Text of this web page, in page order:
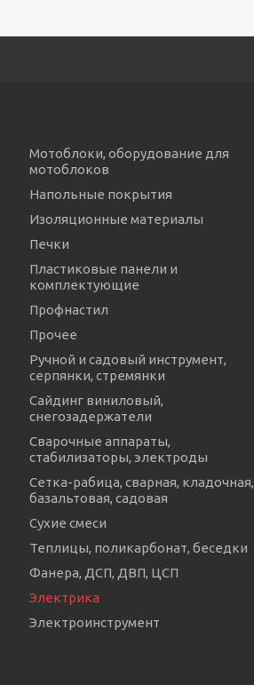
Мотоблоки, оборудование для
мотоблоков
Напольные покрытия
Изоляционные материалы
Печки
Пластиковые панели и
комплектующие
Профнастил
Прочее
Ручной и садовый инструмент,
серпянки, стремянки
Сайдинг виниловый,
снегозадержатели
Сварочные аппараты,
стабилизаторы, электроды
Сетка-рабица, сварная, кладочная,
базальтовая, садовая
Сухие смеси
Теплицы, поликарбонат, беседки
Фанера, ДСП, ДВП, ЦСП
Электрика
Электроинструмент